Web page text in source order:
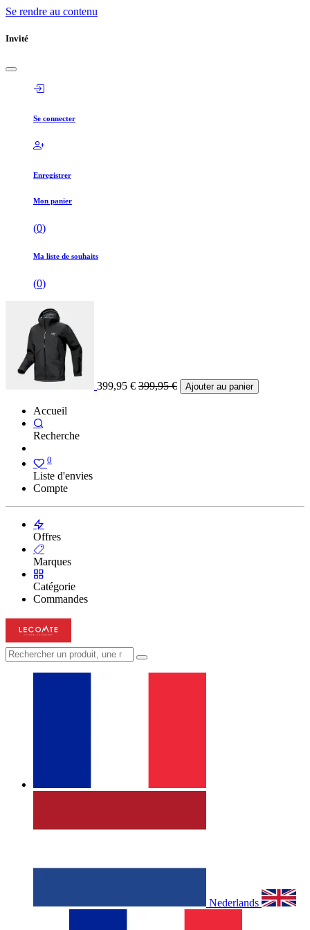
Se rendre au contenu
Invité
Se connecter
Enregistrer
Mon panier
(0)
Ma liste de souhaits
(0)
399,95 € 399,95€ Ajouter au panier
Accueil
Recherche
0
Liste d'envies
Compte
Offres
Marques
Catégorie
Commandes
Nederlands